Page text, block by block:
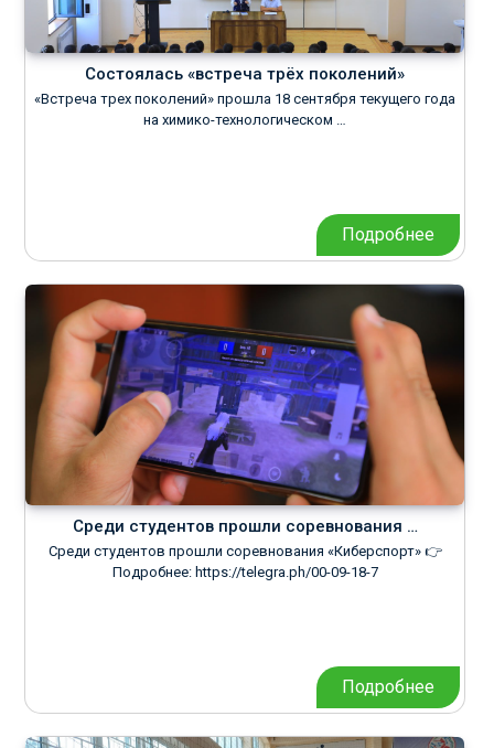
Состоялась «встреча трёх поколений»
«Встреча трех поколений» прошла 18 сентября текущего года
на химико-технологическом …
Подробнее
Среди студентов прошли соревнования …
Среди студентов прошли соревнования «Киберспорт» 👉
Подробнее: https://telegra.ph/00-09-18-7
Подробнее